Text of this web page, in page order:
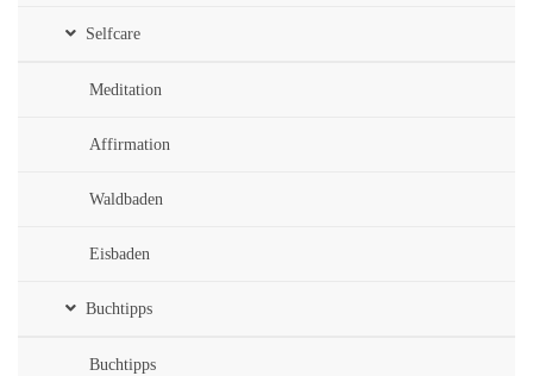
Selfcare
Meditation
Affirmation
Waldbaden
Eisbaden
Buchtipps
Buchtipps